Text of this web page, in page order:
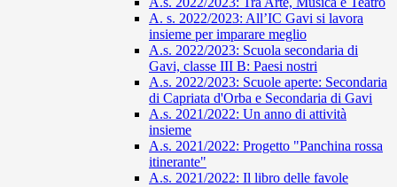
A. s. 2022/2023: All’IC Gavi si lavora
insieme per imparare meglio
A.s. 2022/2023: Scuola secondaria di
Gavi, classe III B: Paesi nostri
A.s. 2022/2023: Scuole aperte: Secondaria
di Capriata d'Orba e Secondaria di Gavi
A.s. 2021/2022: Un anno di attività
insieme
A.s. 2021/2022: Progetto "Panchina rossa
itinerante"
A.s. 2021/2022: Il libro delle favole